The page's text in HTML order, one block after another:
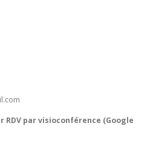
par visioconférence (Google